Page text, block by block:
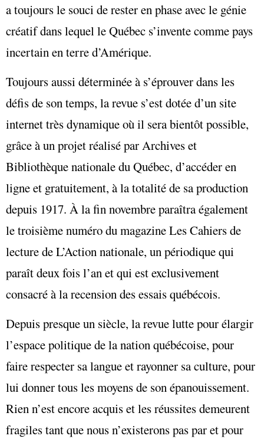
a toujours le souci de rester en phase avec le génie
créatif dans lequel le Québec s’invente comme pays
incertain en terre d’Amérique.
Toujours aussi déterminée à s’éprouver dans les
défis de son temps, la revue s’est dotée d’un site
internet très dynamique où il sera bientôt possible,
grâce à un projet réalisé par Archives et
Bibliothèque nationale du Québec, d’accéder en
ligne et gratuitement, à la totalité de sa production
depuis 1917. À la fin novembre paraîtra également
le troisième numéro du magazine Les Cahiers de
lecture de L’Action nationale, un périodique qui
paraît deux fois l’an et qui est exclusivement
consacré à la recension des essais québécois.
Depuis presque un siècle, la revue lutte pour élargir
l’espace politique de la nation québécoise, pour
faire respecter sa langue et rayonner sa culture, pour
lui donner tous les moyens de son épanouissement.
Rien n’est encore acquis et les réussites demeurent
fragiles tant que nous n’existerons pas par et pour